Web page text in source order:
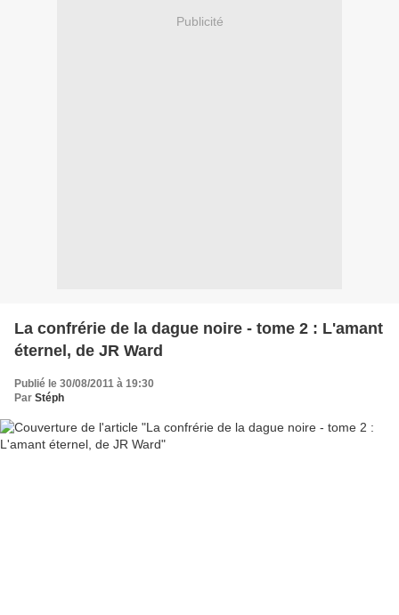
Publicité
La confrérie de la dague noire - tome 2 : L'amant
éternel, de JR Ward
Publié le 30/08/2011 à 19:30
Par Stéph